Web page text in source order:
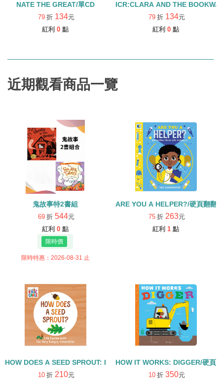
NATE THE GREAT/單CD
79 折 134元
紅利 0 點
ICR:CLARA AND THE
79 折 134元
紅利 0 點
近期觀看商品一覽
鬼故事特2書組
69 折 544元
紅利 0 點
限時特惠：2026-08-31 止
ARE YOU A HELPER?/硬頁翻翻
75 折 263元
紅利 1 點
HOW DOES A SEED SPROUT: LIFE CYCLES WITH THE VERY
10 折 210元
HOW IT WORKS: DIGGER/硬頁
10 折 350元